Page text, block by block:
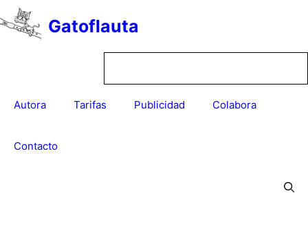
Saltar
al
contenido
Gatoflauta
Autora Tarifas Publicidad Colabora
Contacto